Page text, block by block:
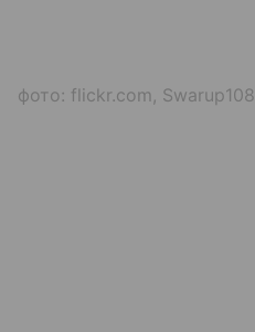
фото: flickr.com, Swarup108